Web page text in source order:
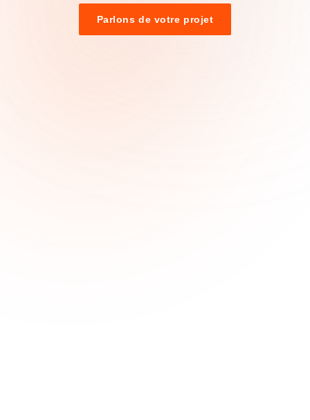
Parlons de votre projet